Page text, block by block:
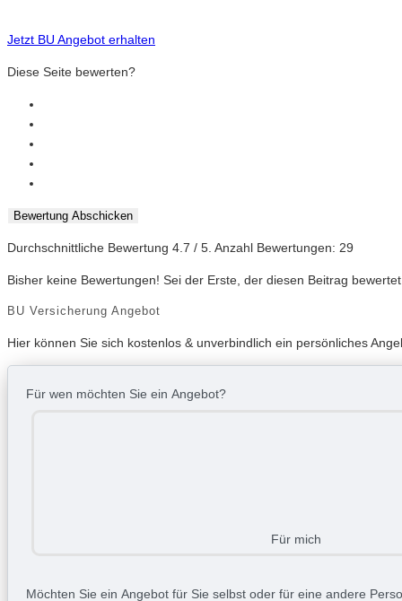
Jetzt BU Angebot erhalten
Diese Seite bewerten?
Bewertung Abschicken
Durchschnittliche Bewertung 4.7 / 5. Anzahl Bewertungen: 29
Bisher keine Bewertungen! Sei der Erste, der diesen Beitrag
BU Versicherung Angebot
Hier können Sie sich kostenlos & unverbindlich ein persönliches
Für wen möchten Sie ein Angebot?
Für mich
Möchten Sie ein Angebot für Sie selbst oder für eine andere